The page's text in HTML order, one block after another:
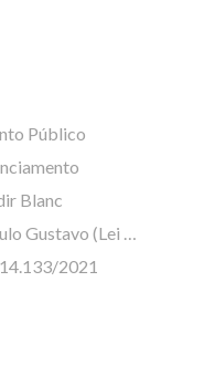
Público
Blanc
nº 195/2022)
2021